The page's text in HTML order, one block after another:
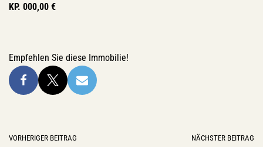
KP. 000,00 €
Empfehlen Sie diese Immobilie!
VORHERIGER BEITRAG NÄCHSTER BEITRAG